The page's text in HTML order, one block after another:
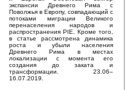
экспансии Древнего Рима с
Поволжья в Европу, совпадающий с
потоками миграции Великого
перенаселения народов и
распространения PIE. Кроме того,
в статье рассмотрена динамика
роста и убыли населения
Древнего Рима в местах
локализации с момента его
создания до заката и
трансформации. 23.06–
16.07.2019.